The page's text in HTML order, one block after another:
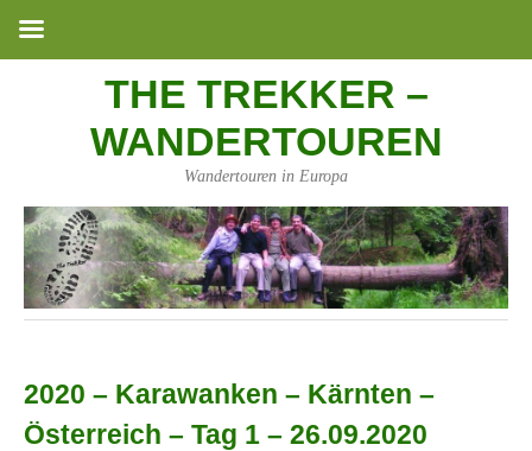
THE TREKKER –
WANDERTOUREN
Wandertouren in Europa
2020 – Karawanken – Kärnten –
Österreich – Tag 1 – 26.09.2020